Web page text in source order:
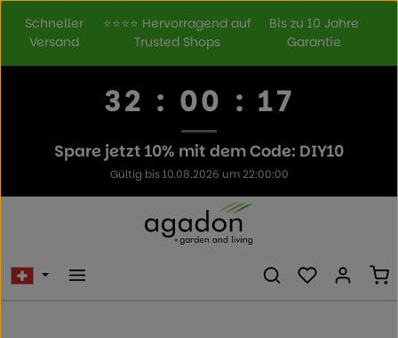
Zum Hauptinhalt springen
Schneller
Versand
⭐⭐⭐⭐ Hervorragend auf
Trusted Shops
Bis zu 10 Jahre
Garantie
32 : 00 : 17
Spare jetzt 10% mit dem Code: DIY10
Gültig bis 10.08.2026 um 22:00:00
Du hast 0